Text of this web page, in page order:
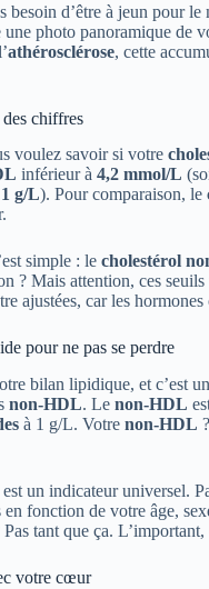
besoin d’être à jeun pour le
photo panoramique de
athérosclérose, cette
chiffres
voulez savoir si votre
inférieur à 4,2 mmol/L
1 g/L). Pour comparaison, le
simple : le cholestérol
? Mais attention, ces
ajustées, car les
pour ne pas se perdre
bilan lipidique, et c’est
non-HDL. Le non-HDL
à 1 g/L. Votre non-HDL
est un indicateur universel.
en fonction de votre âge,
tant que ça.
votre cœur